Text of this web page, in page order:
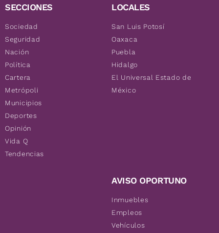
SECCIONES
Sociedad
Seguridad
Nación
Política
Cartera
Metrópoli
Municipios
Deportes
Opinión
Vida Q
Tendencias
LOCALES
San Luis Potosí
Oaxaca
Puebla
Hidalgo
El Universal Estado de
México
AVISO OPORTUNO
Inmuebles
Empleos
Vehículos